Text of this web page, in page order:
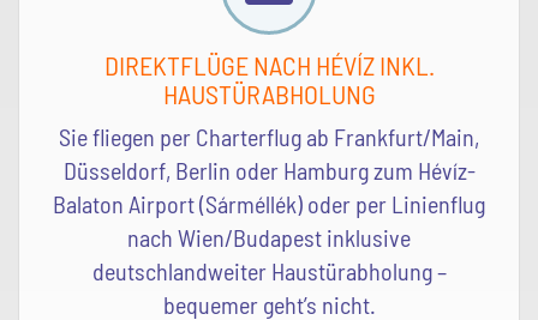
DIREKTFLÜGE NACH HÉVÍZ INKL.
HAUSTÜRABHOLUNG
Sie fliegen per Charterflug ab Frankfurt/Main,
Düsseldorf, Berlin oder Hamburg zum Hévíz-
Balaton Airport (Sárméllék) oder per Linienflug
nach Wien/Budapest inklusive
deutschlandweiter Haustürabholung –
bequemer geht’s nicht.